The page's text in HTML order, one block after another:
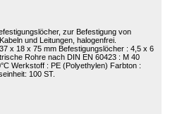
zur Befestigung von
und Leitungen, halogenfrei.
x 18 x 75 mm Befestigungslöcher : 4,5 x 6
Rohre nach DIN EN 60423 : M 40
Werkstoff : PE (Polyethylen) Farbton :
100 ST.